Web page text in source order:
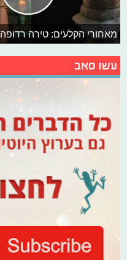
מאחורי הקלעים: טירה רדופה
עשו סאב